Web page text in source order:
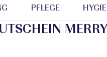
PFLEGE